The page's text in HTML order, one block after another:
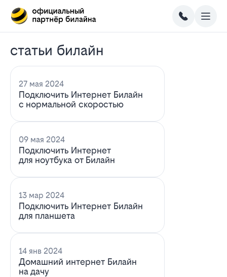
статьи билайн
27 мая 2024
Подключить Интернет Билайн
с нормальной скоростью
09 мая 2024
Подключить Интернет
для ноутбука от Билайн
13 мар 2024
Подключить Интернет Билайн
для планшета
14 янв 2024
Домашний интернет Билайн
на дачу